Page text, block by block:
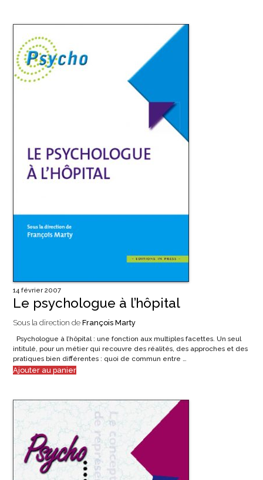
14 février 2007
Le psychologue à l’hôpital
Sous la direction de François Marty
Psychologue à l’hôpital : une fonction aux multiples facettes. Un seul
intitulé, pour un métier qui recouvre des réalités, des approches et des
pratiques bien différentes : quoi de commun entre …
Ajouter au panier